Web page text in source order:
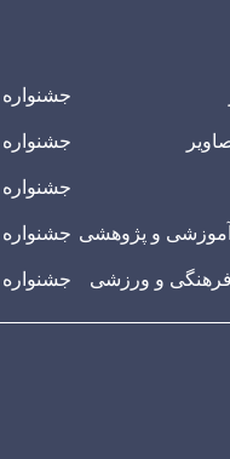
و پژوهشی
و ورزشی